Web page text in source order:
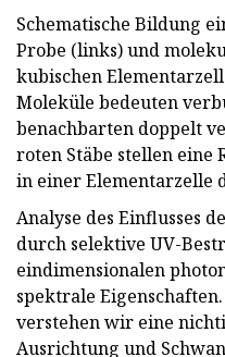
Schematische Bildung
Probe (links) und
kubischen
Moleküle bedeuten
benachbarten doppelt
roten Stäbe stellen eine
in einer Elementarzelle
Analyse des Einflusses
durch selektive UV-
eindimensionalen
spektrale
verstehen wir eine
Ausrichtung und